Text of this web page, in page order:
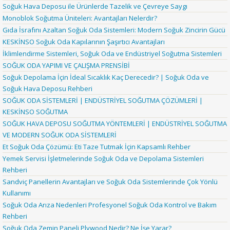
Soğuk Hava Deposu ile Ürünlerde Tazelik ve Çevreye Saygı
Monoblok Soğutma Üniteleri: Avantajları Nelerdir?
Gıda İsrafını Azaltan Soğuk Oda Sistemleri: Modern Soğuk Zincirin Gücü
KESKİNSO Soğuk Oda Kapılarının Şaşırtıcı Avantajları
İklimlendirme Sistemleri, Soğuk Oda ve Endüstriyel Soğutma Sistemleri
SOĞUK ODA YAPIMI VE ÇALIŞMA PRENSİBİ
Soğuk Depolama İçin İdeal Sıcaklık Kaç Derecedir? | Soğuk Oda ve
Soğuk Hava Deposu Rehberi
SOĞUK ODA SİSTEMLERİ | ENDÜSTRİYEL SOĞUTMA ÇÖZÜMLERİ |
KESKİNSO SOĞUTMA
SOĞUK HAVA DEPOSU SOĞUTMA YÖNTEMLERİ | ENDÜSTRİYEL SOĞUTMA
VE MODERN SOĞUK ODA SİSTEMLERİ
Et Soğuk Oda Çözümü: Eti Taze Tutmak İçin Kapsamlı Rehber
Yemek Servisi İşletmelerinde Soğuk Oda ve Depolama Sistemleri
Rehberi
Sandviç Panellerin Avantajları ve Soğuk Oda Sistemlerinde Çok Yönlü
Kullanımı
Soğuk Oda Arıza Nedenleri Profesyonel Soğuk Oda Kontrol ve Bakım
Rehberi
Soğuk Oda Zemin Paneli Plywood Nedir? Ne İşe Yarar?